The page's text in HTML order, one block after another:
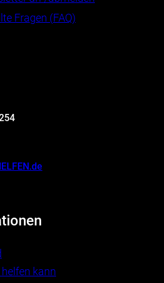
Fragen (FAQ)
kann